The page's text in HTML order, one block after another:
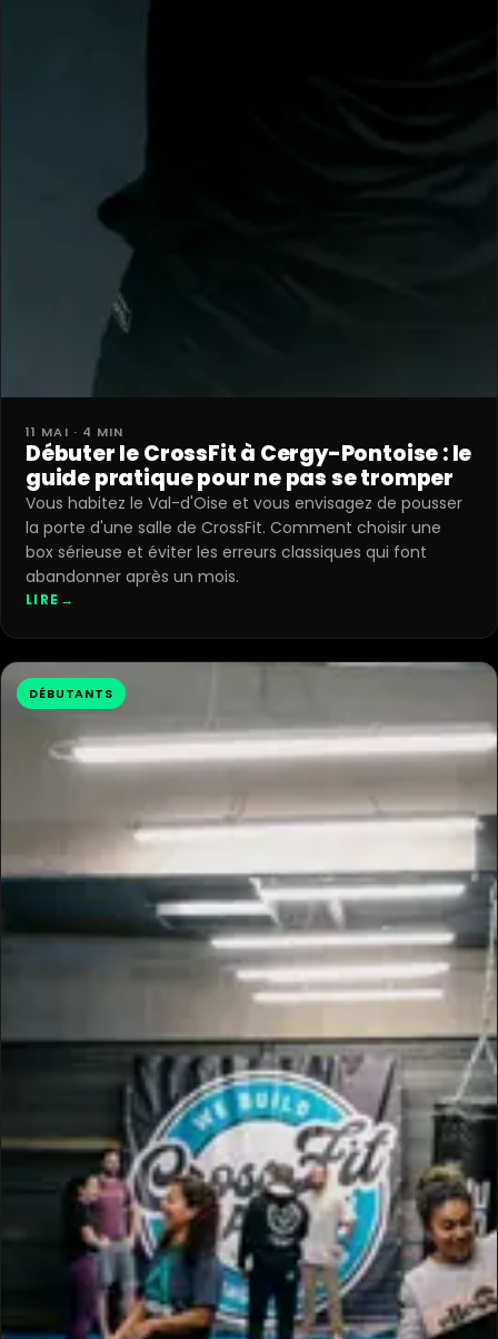
11 MAI · 4 MIN
Débuter le CrossFit à Cergy-Pontoise : le
guide pratique pour ne pas se tromper
Vous habitez le Val-d'Oise et vous envisagez de pousser
la porte d'une salle de CrossFit. Comment choisir une
box sérieuse et éviter les erreurs classiques qui font
abandonner après un mois.
LIRE →
DÉBUTANTS